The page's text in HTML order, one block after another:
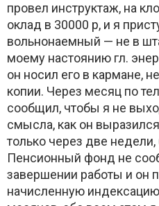
провел инструктаж, на
оклад в 30000 р, и я
вольнонаемный — не в
моему настоянию гл.
он носил его в кармане,
копии. Через месяц по
сообщил, чтобы я не
смысла, как он
только через две недели,
Пенсионный фонд не
завершении работы и он
начисленную